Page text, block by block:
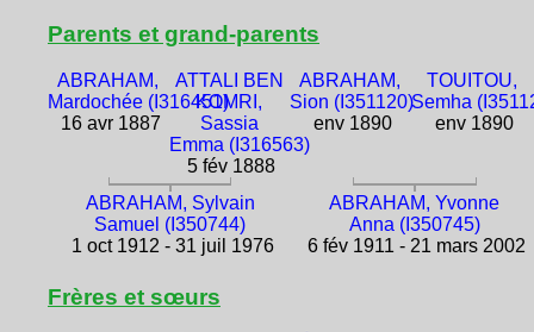
Parents et grand-parents
ABRAHAM,
Mardochée (I316451)
16 avr 1887
ATTALI BEN
KOMRI,
Sassia
Emma (I316563)
5 fév 1888
ABRAHAM,
Sion (I351120)
env 1890
TOUITOU,
Semha
env 1890
ABRAHAM, Sylvain
Samuel (I350744)
1 oct 1912 - 31 juil 1976
ABRAHAM, Yvonne
Anna (I350745)
6 fév 1911 - 21 mars 2002
Frères et sœurs